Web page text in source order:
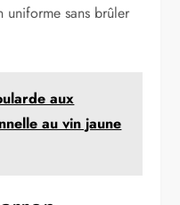
uniforme sans brûler
aux
au vin jaune